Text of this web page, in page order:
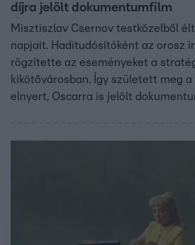
díjra jelölt dokumentumfilm
Misztiszlav Csernov testközelből
napjait. Haditudósítóként az orosz
rögzítette az eseményeket a
kikötővárosban. Így született meg
elnyert, Oscarra is jelölt